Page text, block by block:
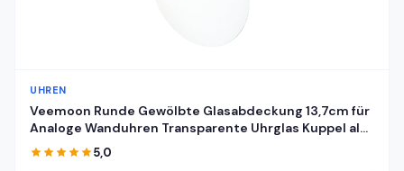
UHREN
Veemoon Runde Gewölbte Glasabdeckung 13,7cm für
Analoge Wanduhren Transparente Uhrglas Kuppel als
Ersatz Staubdichte Klare Uhrenglasabdeckung für
Selbstgemacht Uhrreparatur
5,0